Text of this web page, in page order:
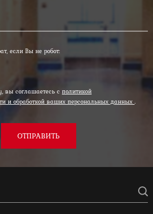
если Вы не робот:
вы соглашаетесь с политикой
и обработкой ваших персональных данных .
ОТПРАВИТЬ